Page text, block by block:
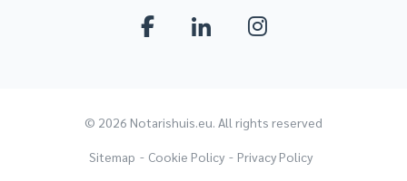
© 2026 Notarishuis.eu. All rights reserved
Sitemap Cookie Policy Privacy Policy